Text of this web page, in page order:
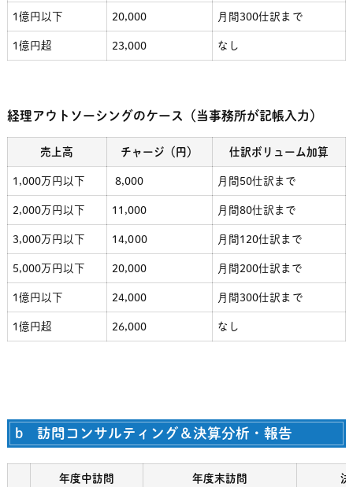
1億円以下 20,000 月間300仕訳まで
1億円超 23,000 なし
経理アウトソーシングのケース（当事務所が記帳入力）
売上高 チャージ（円） 仕訳ボリューム加算
1,000万円以下 8,000 月間50仕訳まで
2,000万円以下 11,000 月間80仕訳まで
3,000万円以下 14,000 月間120仕訳まで
5,000万円以下 20,000 月間200仕訳まで
1億円以下 24,000 月間300仕訳まで
1億円超 26,000 なし
b 訪問コンサルティング＆決算分析・報告
年度中訪問
年度末訪問